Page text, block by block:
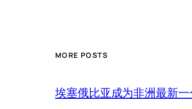
MORE POSTS
埃塞俄比亚成为非洲最新